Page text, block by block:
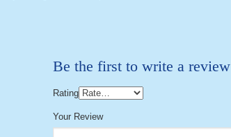
Be the first to write a review
Rating
Your Review